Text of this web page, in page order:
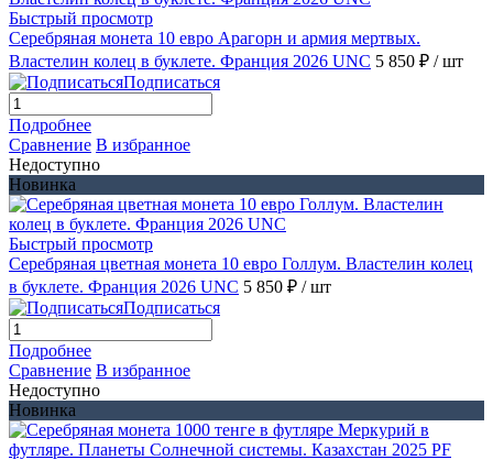
Быстрый просмотр
Серебряная монета 10 евро Арагорн и армия мертвых.
Властелин колец в буклете. Франция 2026 UNC 5 850 ₽ / шт
Подписаться
Подробнее
Сравнение В избранное
Недоступно
Новинка
Быстрый просмотр
Серебряная цветная монета 10 евро Голлум. Властелин колец
в буклете. Франция 2026 UNC 5 850 ₽ / шт
Подписаться
Подробнее
Сравнение В избранное
Недоступно
Новинка